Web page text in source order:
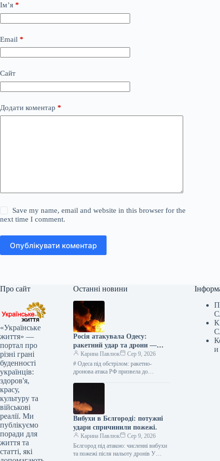
Ім’я *
Email *
Сайт
Додати коментар *
Save my name, email and website in this browser for the
next time I comment.
Опублікувати коментар
Про сайт
«Українське
життя» —
портал про
різні грані
буденності
українців:
здоров'я,
красу,
культуру та
військові
реалії. Ми
публікуємо
поради для
життя та
статті, які
Останні новини
Росія атакувала Одесу:
ракетний удар та дрони —
оперативні новини
Карина Павлюк
Сер 9, 2026
# Одеса під обстрілом: ракетно-
дронова атака РФ призвела до
Вибухи в Бєлгороді: потужні
удари спричинили пожежі.
Карина Павлюк
Сер 9, 2026
Бєлгород під атакою: численні вибухи
та пожежі після нальоту дронів У
и